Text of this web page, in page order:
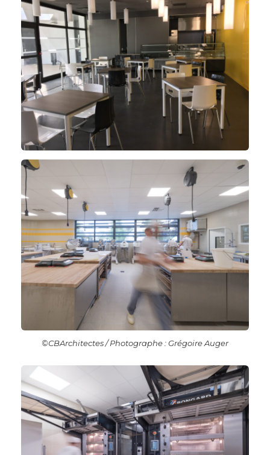
©CBArchitectes / Photographe : Grégoire Auger